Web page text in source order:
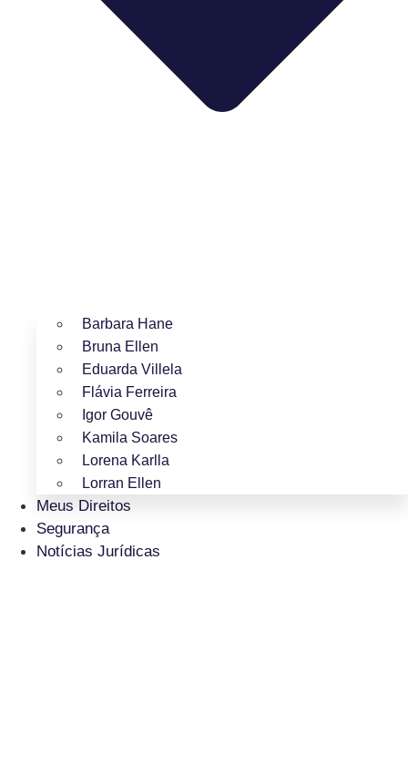
Barbara Hane
Bruna Ellen
Eduarda Villela
Flávia Ferreira
Igor Gouvê
Kamila Soares
Lorena Karlla
Lorran Ellen
Meus Direitos
Segurança
Notícias Jurídicas